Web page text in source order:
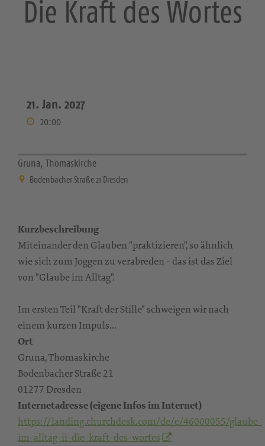
o
Die Kraft des Wortes
21. Jan. 2027
20:00
Gruna, Thomaskirche
Bodenbacher Straße 21 Dresden
Kurzbeschreibung
Miteinander den Glauben "praktizieren", so ähnlich
wie sich zum Joggen zu verabreden - das ist das Ziel
von "Glaube im Alltag".
Im ersten Teil "Kraft der Stille" schweigen wir nach
einem kurzen Impuls...
Ort
Gruna, Thomaskirche
Bodenbacher Straße 21
01277 Dresden
Internetadresse (eigene Infos im Internet)
https://landing.churchdesk.com/de/e/46000055/glaube-
im-alltag-ii-die-kraft-des-wortes